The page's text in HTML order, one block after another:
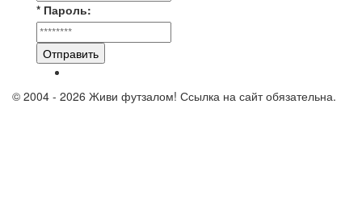
* Пароль:
Отправить
© 2004 - 2026 Живи футзалом! Ссылка на сайт обязательна.